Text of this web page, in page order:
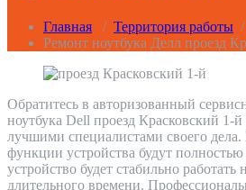
Главная / Территория работы /
Ремонт ноутбука Делл проезд
Обратитесь в авторизованный
ноутбука Dell проезд Красковский 1-й
лучшими специалистами своего дела.
функции устройства будут
устройство будет стабильно работать
длительного времени.